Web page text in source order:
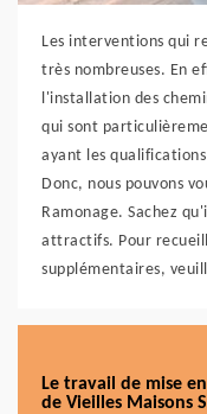
Les interventions qui
très nombreuses. En
l'installation des
qui sont
ayant les
Donc, nous pouvons
Ramonage. Sachez
attractifs. Pour
supplémentaires,
Le travail de mise
de Vieilles Maisons